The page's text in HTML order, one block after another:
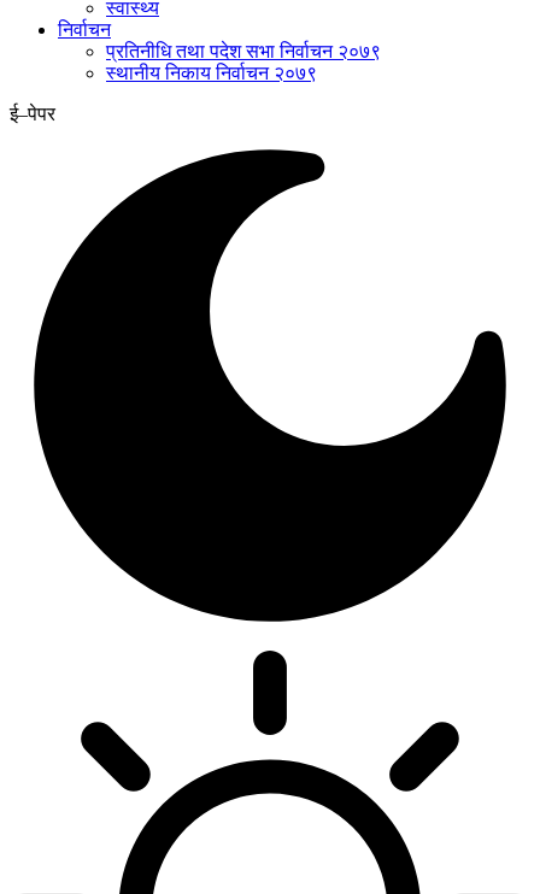
स्वास्थ्य
निर्वाचन
प्रतिनीधि तथा पदेश सभा निर्वाचन २०७९
स्थानीय निकाय निर्वाचन २०७९
ई–पेपर